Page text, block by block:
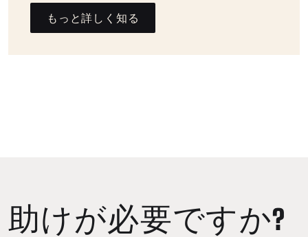
もっと詳しく知る
助けが必要ですか?